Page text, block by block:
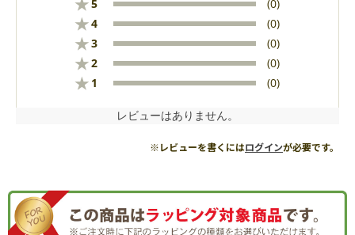
★5 (0)
★4 (0)
★3 (0)
★2 (0)
★ 1 (0)
レビューはありません。
※レビューを書くにはログインが必要です。